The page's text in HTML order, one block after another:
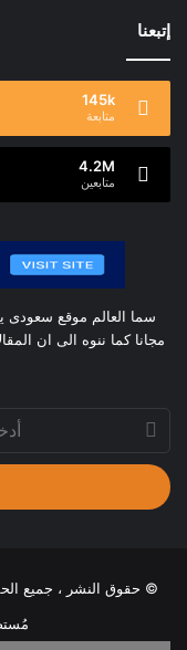
إتبعنا
145k
متابعة
4.2M
متابعين
سما العالم موقع سعودى
مجانا كما ننوه الى ان
بريدك
الإلكتروني
© حقوق النشر ، جميع